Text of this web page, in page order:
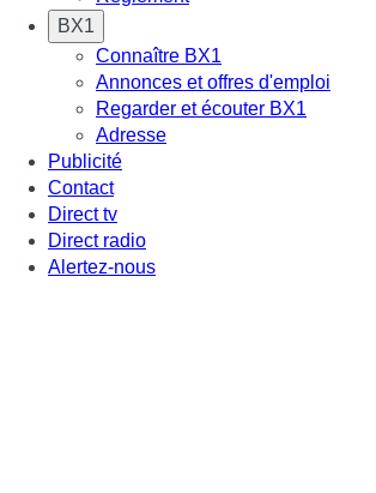
BX1
Connaître BX1
Annonces et offres d'emploi
Regarder et écouter BX1
Adresse
Publicité
Contact
Direct tv
Direct radio
Alertez-nous